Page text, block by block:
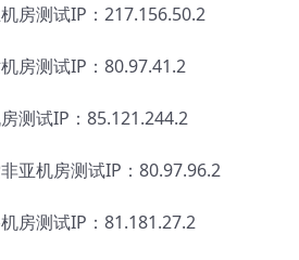
房测试IP：217.156.50.2
房测试IP：80.97.41.2
测试IP：85.121.244.2
亚机房测试IP：80.97.96.2
房测试IP：81.181.27.2